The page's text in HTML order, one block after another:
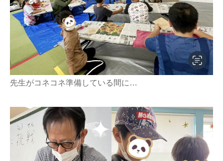
先生がコネコネ準備している間に…